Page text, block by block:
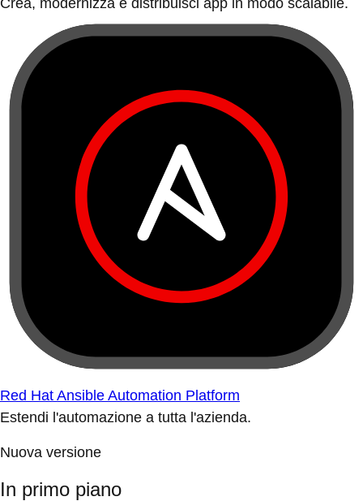
Crea, modernizza e distribuisci app in modo scalabile.
Red Hat Ansible Automation Platform
Estendi l'automazione a tutta l'azienda.
Nuova versione
In primo piano